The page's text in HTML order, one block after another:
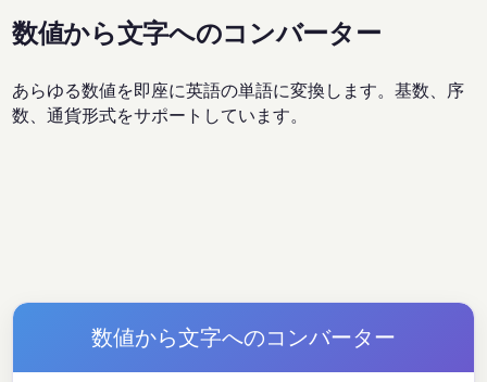
数値から文字へのコンバーター
あらゆる数値を即座に英語の単語に変換します。基数、序
数、通貨形式をサポートしています。
数値から文字へのコンバーター